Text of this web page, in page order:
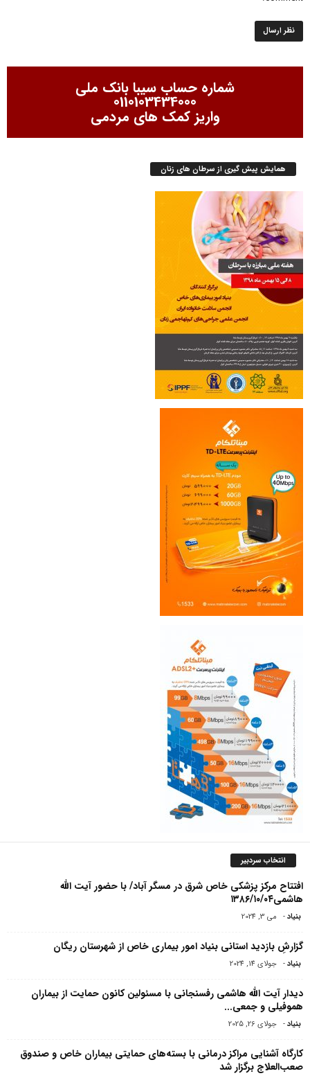
شماره حساب سیبا بانک ملی
0110103434000
واریز کمک های مردمی
همایش پیش گیری از سرطان های زنان
انتخاب سردبیر
افتتاح مرکز پزشکی خاص شرق در مسگر آباد/ با حضور آیت الله
هاشمی۱۳۸۶/۱۰/۰۴
بنیاد- می 3, 2024
گزارشِ بازدید استانی بنیاد امور بیماری خاص از شهرستان ریگان
بنیاد- جولای 14, 2024
دیدار آیت الله هاشمی رفسنجانی با مسئولین کانون حمایت از بیماران
هموفیلى و جمعى...
بنیاد- جولای 26, 2025
کارگاه آشنایی مراکز درمانی با بسته‌های حمایتی بیماران خاص و صندوق
صعب‌العلاج برگزار شد